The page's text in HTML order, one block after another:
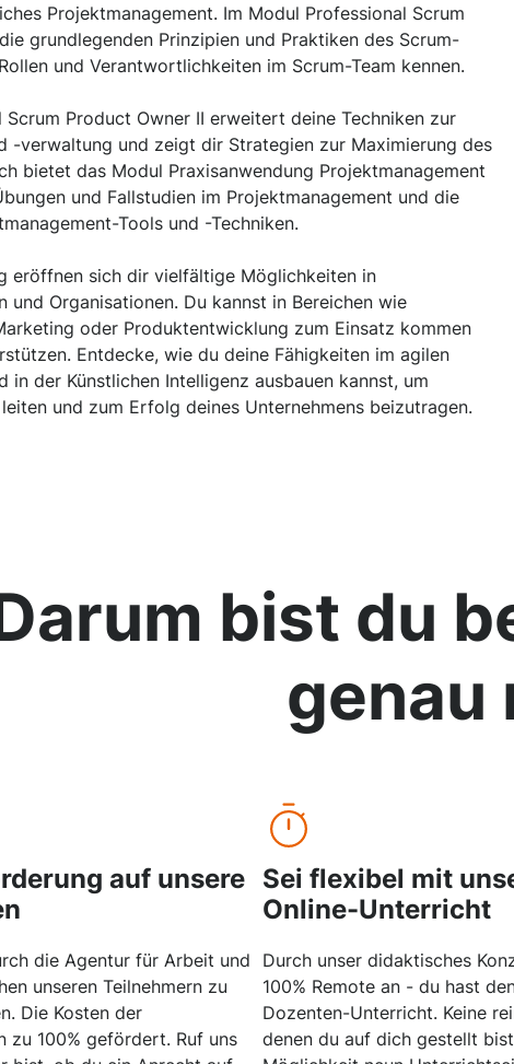
Projektmanagement. Im Modul Professional Scrum
grundlegenden Prinzipien und Praktiken des Scrum-
und Verantwortlichkeiten im Scrum-Team kennen.
Scrum Product Owner II erweitert deine Techniken zur
-verwaltung und zeigt dir Strategien zur Maximierung des
bietet das Modul Praxisanwendung Projektmanagement
und Fallstudien im Projektmanagement und die
Tools und -Techniken.
eröffnen sich dir vielfältige Möglichkeiten in
und Organisationen. Du kannst in Bereichen wie
oder Produktentwicklung zum Einsatz kommen
Entdecke, wie du deine Fähigkeiten im agilen
in der Künstlichen Intelligenz ausbauen kannst, um
und zum Erfolg deines Unternehmens beizutragen.
bist du
genau
auf unsere
die Agentur für Arbeit und
unseren Teilnehmern zu
Die Kosten der
zu 100% gefördert. Ruf uns
Sei flexibel mit
Online-Unterricht
Durch unser didaktisches
100% Remote an - du hast
Dozenten-Unterricht. Keine
denen du auf dich gestellt